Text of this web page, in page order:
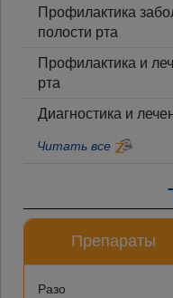
Профилактика
полости рта
Профилактика и
рта
Диагностика и
Читать все
Препараты
Разо